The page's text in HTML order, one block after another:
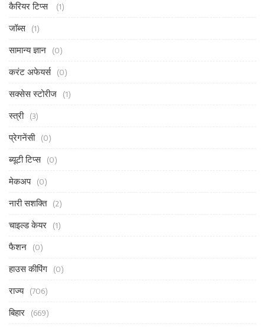
कैरियर टिप्स (1)
जॉब्स (1)
सामान्य ज्ञान (0)
करंट अफेयर्स (0)
सक्सेस स्टोरीज (1)
स्त्री (3)
प्रेगनेंसी (0)
ब्यूटी टिप्स (0)
मेकअप (0)
नारी सशक्ति (2)
चाइल्ड केयर (1)
फैशन (0)
हाउस कीपिंग (0)
राज्य (706)
बिहार (669)